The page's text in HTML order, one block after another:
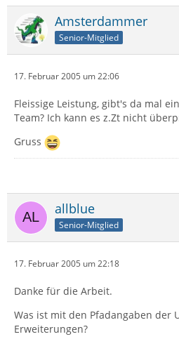
Amsterdammer
Senior-Mitglied
17. Februar 2005 um 22:06
Fleissige Leistung, gibt's da mal
Team? Ich kann es z.Zt nicht
Gruss
allblue
Senior-Mitglied
17. Februar 2005 um 22:18
Danke für die Arbeit.
Was ist mit den Pfadangaben der
Erweiterungen?